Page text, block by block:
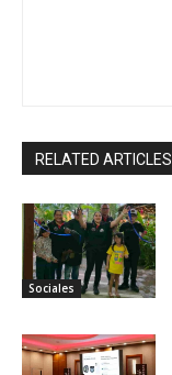
RELATED ARTICLES
Sociales